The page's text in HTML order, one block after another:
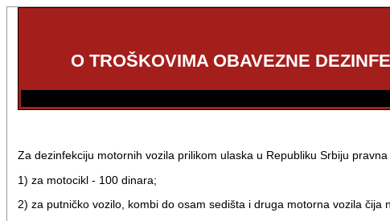
O TROŠKOVIMA OBAVEZNE
Za dezinfekciju motornih vozila prilikom ulaska u Republiku Srbiju
1) za motocikl - 100 dinara;
2) za putničko vozilo, kombi do osam sedišta i druga motorna vozila